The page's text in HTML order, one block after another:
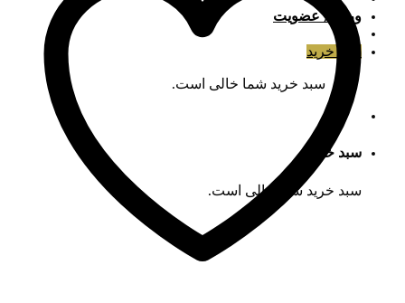
ورود / عضویت
سبد خرید
سبد خرید شما خالی است.
سبد خرید
سبد خرید شما خالی است.